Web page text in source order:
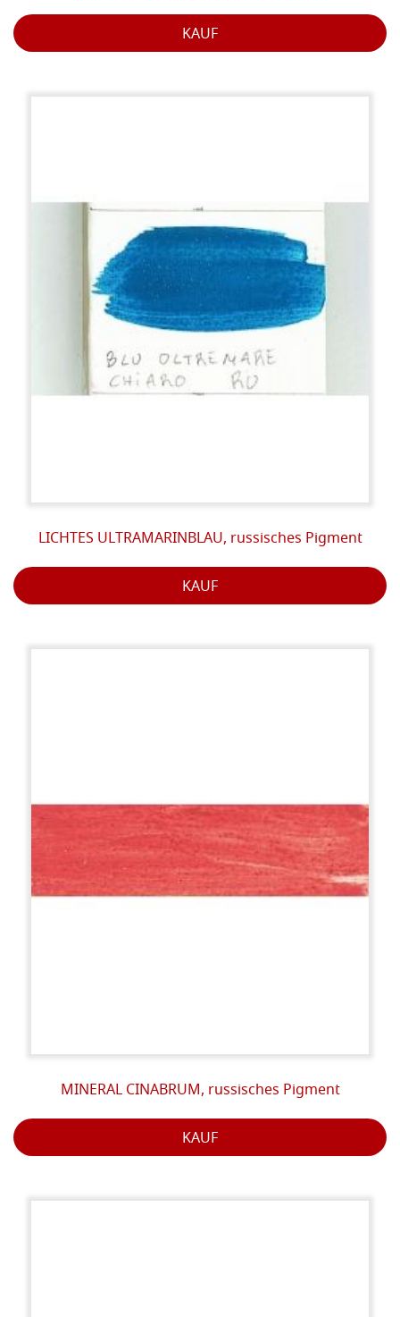
KAUF
LICHTES ULTRAMARINBLAU, russisches Pigment
KAUF
MINERAL CINABRUM, russisches Pigment
KAUF